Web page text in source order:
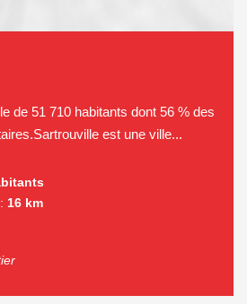
de 51 710 habitants dont 56 % des
est une ville...
16 km